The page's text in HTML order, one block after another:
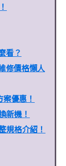
看？
修價格懶人
優惠！
新機！
規格介紹！